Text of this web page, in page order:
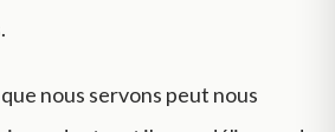
nous servons peut nous